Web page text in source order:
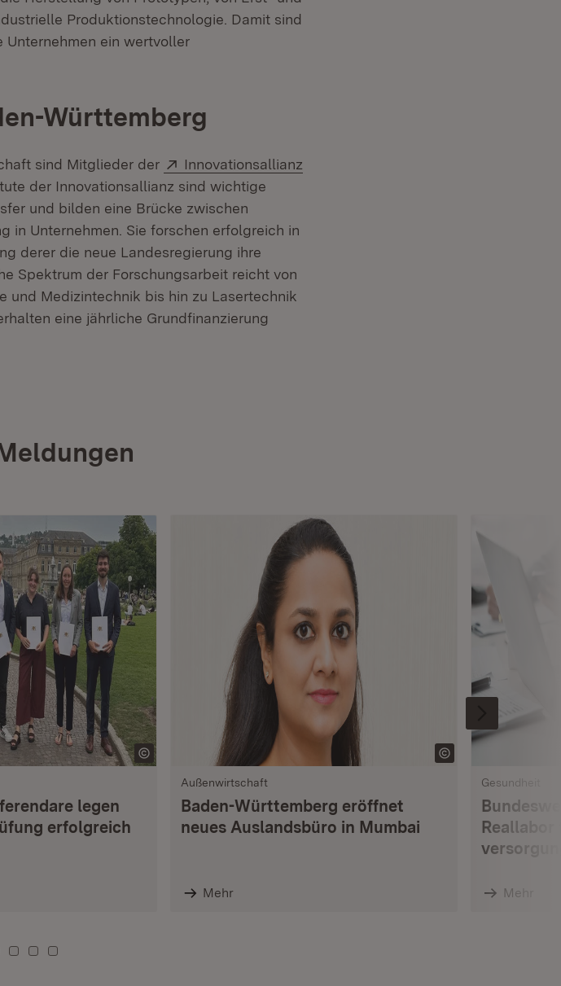
Produktionstechnologie. Damit sind
ein wertvoller
Württemberg
sind Mitglieder der Extern:
Innovationsallianz
Fenster)
der Innovationsallianz sind wichtige
und bilden eine Brücke zwischen
in Unternehmen. Sie forschen erfolgreich in
derer die neue Landesregierung ihre
Spektrum der Forschungsarbeit reicht von
und Medizintechnik bis hin zu Lasertechnik
eine jährliche Grundfinanzierung
legen
erfolgreich
Außenwirtschaft
Baden-Württemberg eröffnet
neues Auslandsbüro in Mumbai
Mehr
Gesundheit
Mehr
0
Kachel: 3
Zu Kachel: 6
Zu Kachel: 9
Zu Kachel: 12